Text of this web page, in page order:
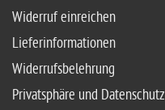
Widerruf einreichen
Lieferinformationen
Widerrufsbelehrung
Privatsphäre und Datenschutz